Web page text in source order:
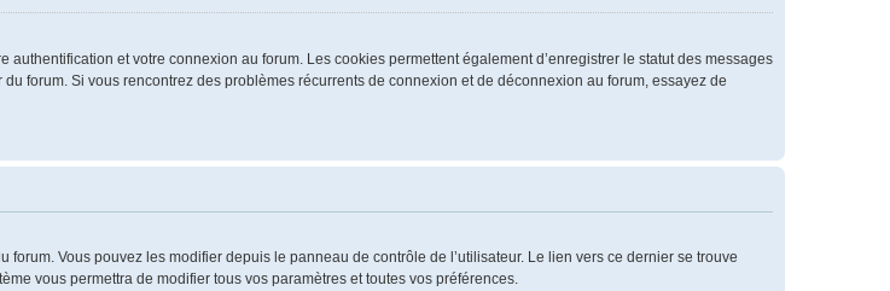
et votre connexion au forum. Les cookies permettent également d’enregistrer le statut des messages
forum. Si vous rencontrez des problèmes récurrents de connexion et de déconnexion au forum, essayez de
Vous pouvez les modifier depuis le panneau de contrôle de l’utilisateur. Le lien vers ce dernier se trouve
vous permettra de modifier tous vos paramètres et toutes vos préférences.